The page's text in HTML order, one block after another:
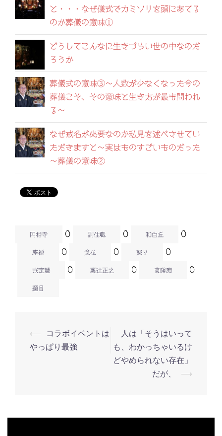
と・・・なぜ儀式でカミソリを頭にあてる
のか葬儀の意味①
どうしてこんなに生きづらい世の中なのだ
ろうか
葬儀式の意味③～人数が少なくなった今の
葬儀こそ、その意味と生き方が最も問われ
る～
なぜ戒名が必要なのか私見を述べさせてい
ただきますと～実はものすごいものだった
～葬儀の意味②
円相寺 0 副住職 0 和白丘 0
座禅 0 念仏 0 怒り 0
戒定慧 0 裏辻正之 0 貪瞋痴 0
題目
投
稿
⟵
コラボイベントは
やっぱり最強
人は「そうはいって
も、わかっちゃいるけ
どやめられない存在」
だが、
⟶